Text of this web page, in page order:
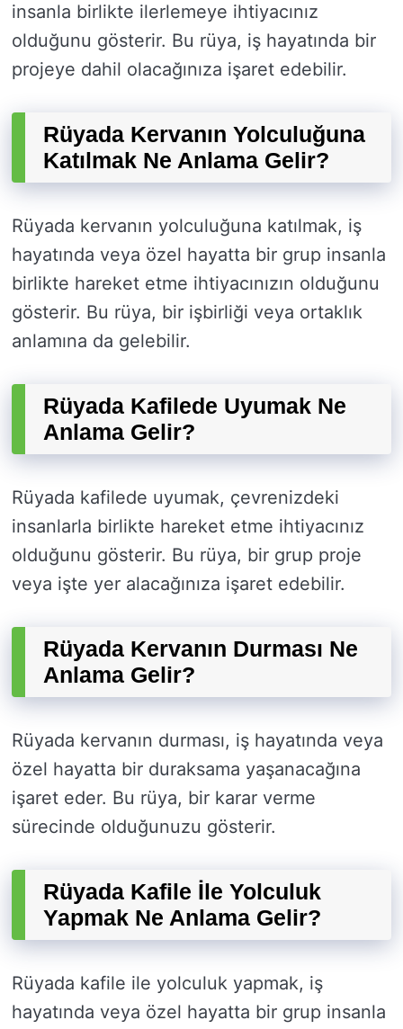
insanla birlikte ilerlemeye ihtiyacınız
olduğunu gösterir. Bu rüya, iş hayatında bir
projeye dahil olacağınıza işaret edebilir.
Rüyada Kervanın Yolculuğuna
Katılmak Ne Anlama Gelir?
Rüyada kervanın yolculuğuna katılmak, iş
hayatında veya özel hayatta bir grup insanla
birlikte hareket etme ihtiyacınızın olduğunu
gösterir. Bu rüya, bir işbirliği veya ortaklık
anlamına da gelebilir.
Rüyada Kafilede Uyumak Ne
Anlama Gelir?
Rüyada kafilede uyumak, çevrenizdeki
insanlarla birlikte hareket etme ihtiyacınız
olduğunu gösterir. Bu rüya, bir grup proje
veya işte yer alacağınıza işaret edebilir.
Rüyada Kervanın Durması Ne
Anlama Gelir?
Rüyada kervanın durması, iş hayatında veya
özel hayatta bir duraksama yaşanacağına
işaret eder. Bu rüya, bir karar verme
sürecinde olduğunuzu gösterir.
Rüyada Kafile İle Yolculuk
Yapmak Ne Anlama Gelir?
Rüyada kafile ile yolculuk yapmak, iş
hayatında veya özel hayatta bir grup insanla